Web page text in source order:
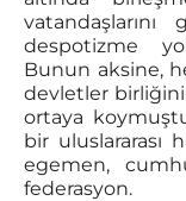
despotizme
Bunun aksine,
devletler
ortaya
bir uluslararası
egemen,
federasyon.